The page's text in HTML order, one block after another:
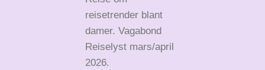
reisetrender blant
damer. Vagabond
Reiselyst mars/april
2026.